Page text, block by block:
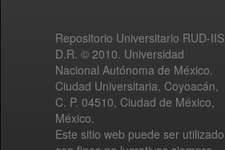
Repositorio Universitario RUD-IIS
D.R. © 2010. Universidad
Nacional Autónoma de México.
Ciudad Universitaria, Coyoacán,
C. P. 04510, Ciudad de México,
México.
Este sitio web puede ser utilizado